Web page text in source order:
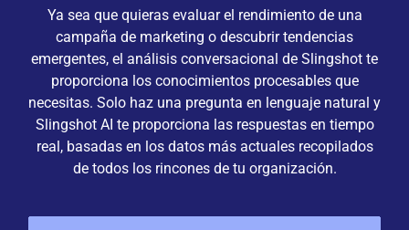
Ya sea que quieras evaluar el rendimiento de una
campaña de marketing o descubrir tendencias
emergentes, el análisis conversacional de Slingshot te
proporciona los conocimientos procesables que
necesitas. Solo haz una pregunta en lenguaje natural y
Slingshot AI te proporciona las respuestas en tiempo
real, basadas en los datos más actuales recopilados
de todos los rincones de tu organización.